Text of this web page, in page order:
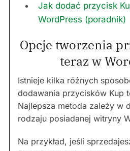
Jak dodać przycisk
WordPress (poradnik)
Opcje tworzenia
teraz w
Istnieje kilka różnych
dodawania przycisków Kup
Najlepsza metoda zależy w
rodzaju posiadanej witryny
Na przykład, jeśli